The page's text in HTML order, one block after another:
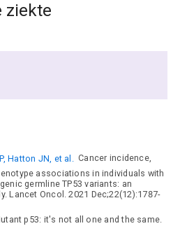
ziekte
Hatton JN, et al.
Cancer incidence,
associations in individuals with
germline TP53 variants: an
Lancet Oncol. 2021 Dec;22(12):1787-
p53: it's not all one and the same.